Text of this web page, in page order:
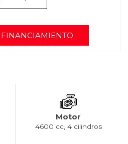
FINANCIAMIENTO
Motor
4600 cc, 4 cilindros